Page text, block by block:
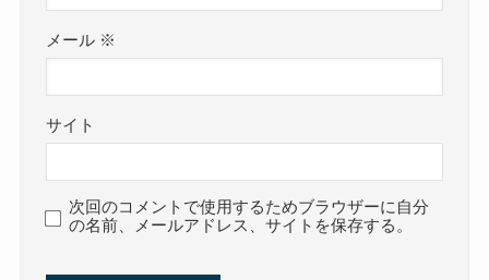
メール ※
サイト
次回のコメントで使用するためブラウザーに自分
の名前、メールアドレス、サイトを保存する。